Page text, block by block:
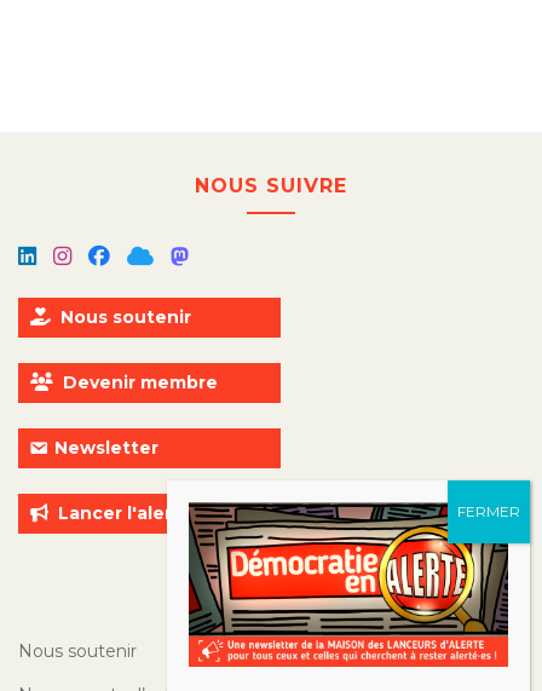
NOUS SUIVRE
Nous soutenir
Devenir membre
Newsletter
Lancer l'alerte
ALLER PLUS LOIN
Nous soutenir